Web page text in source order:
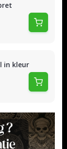
in kleur